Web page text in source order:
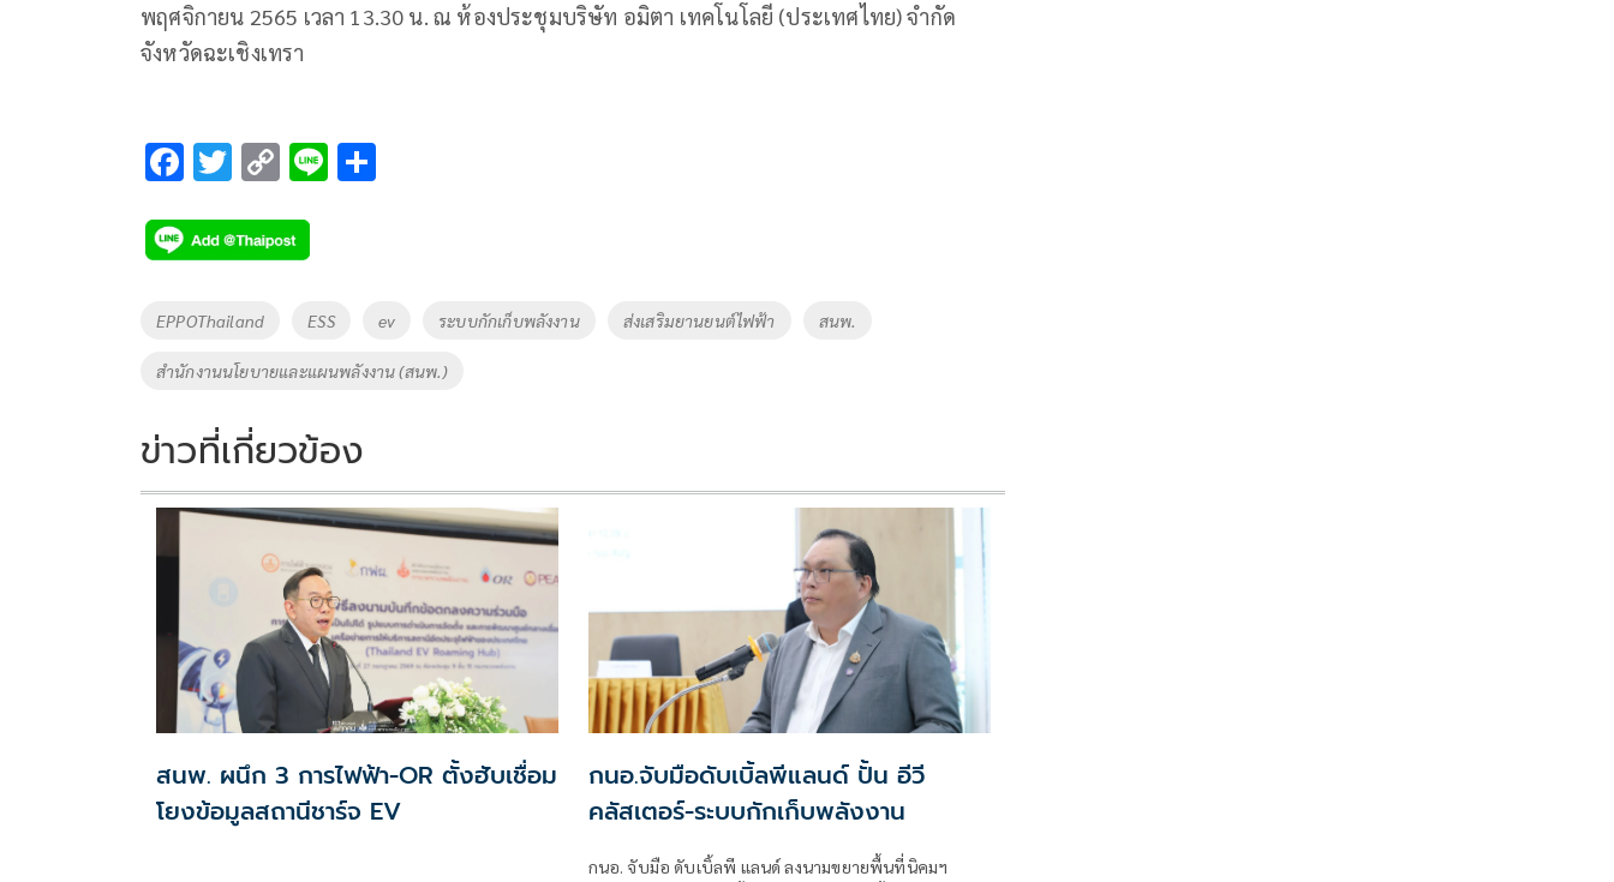
พฤศจิกายน 2565 เวลา 13.30 น. ณ ห้องประชุมบริษัท อมิตา เทคโนโลยี (ประเทศไทย) จำกัด
จังหวัดฉะเชิงเทรา
F
e
b
o
o
k
T
tt
er
C
p
y
Li
k
Li
Tags
EPPOThailand ESS ev ระบบกักเก็บพลังงาน ส่งเสริมยานยนต์ไฟฟ้า สนพ.
สำนักงานนโยบายและแผนพลังงาน (สนพ.)
ข่าวที่เกี่ยวข้อง
สนพ. ผนึก 3 การไฟฟ้า-OR ตั้งฮับเชื่อม
โยงข้อมูลสถานีชาร์จ EV
กนอ.จับมือดับเบิ้ลพีแลนด์ ปั้น อีวี
คลัสเตอร์-ระบบกักเก็บพลังงาน
กนอ. จับมือ ดับเบิ้ลพี แลนด์ ลงนามขยายพื้นที่นิคมฯ